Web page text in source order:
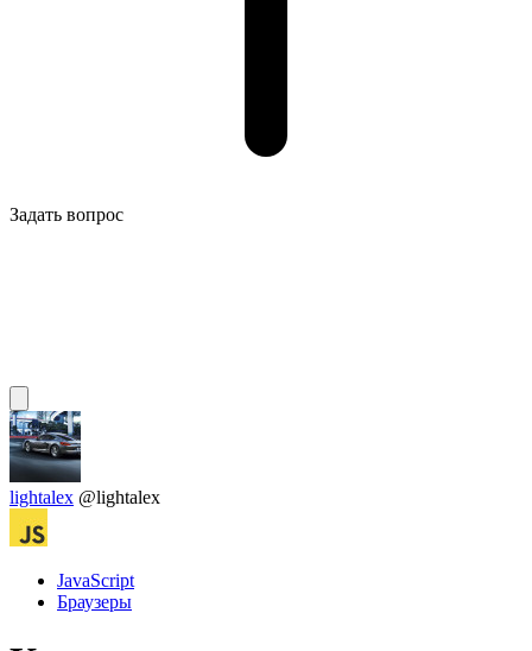
Задать вопрос
lightalex @lightalex
JavaScript
Браузеры